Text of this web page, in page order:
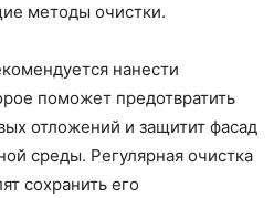
методы очистки.
нанести
поможет предотвратить
отложений и защитит фасад
среды. Регулярная очистка
сохранить его